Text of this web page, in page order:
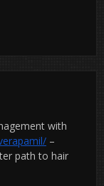
with
–
path to hair